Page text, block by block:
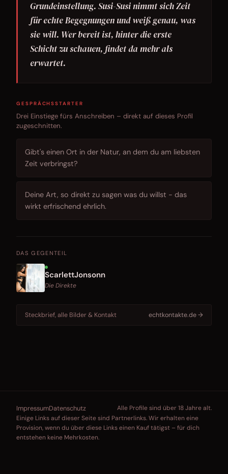
Grundeinstellung. Susi-Susi nimmt sich Zeit
für echte Begegnungen und weiß genau, was
sie will. Wer bereit ist, hinter die erste
Schicht zu schauen, findet da mehr als
erwartet.
GESPRÄCHSSTARTER
Drei Einstiege fürs Anschreiben – direkt auf dieses Profil
zugeschnitten.
Gibt's einen Ort in der Natur, an dem du am liebsten
Zeit verbringst?
Deine Art, so direkt zu sagen was du willst - das
wirkt erfrischend ehrlich.
DAS GEGENTEIL
ScarlettJonsonn
Die Direkte
Steckbrief, alle Bilder & Kontakt echtkontakte.de →
ImpressumDatenschutz
Alle Profile sind über 18 Jahre alt.
Einige Links auf dieser Seite sind Partnerlinks. Wir erhalten eine
Provision, wenn du über diese Links einen Kauf tätigst – für dich
entstehen keine Mehrkosten.